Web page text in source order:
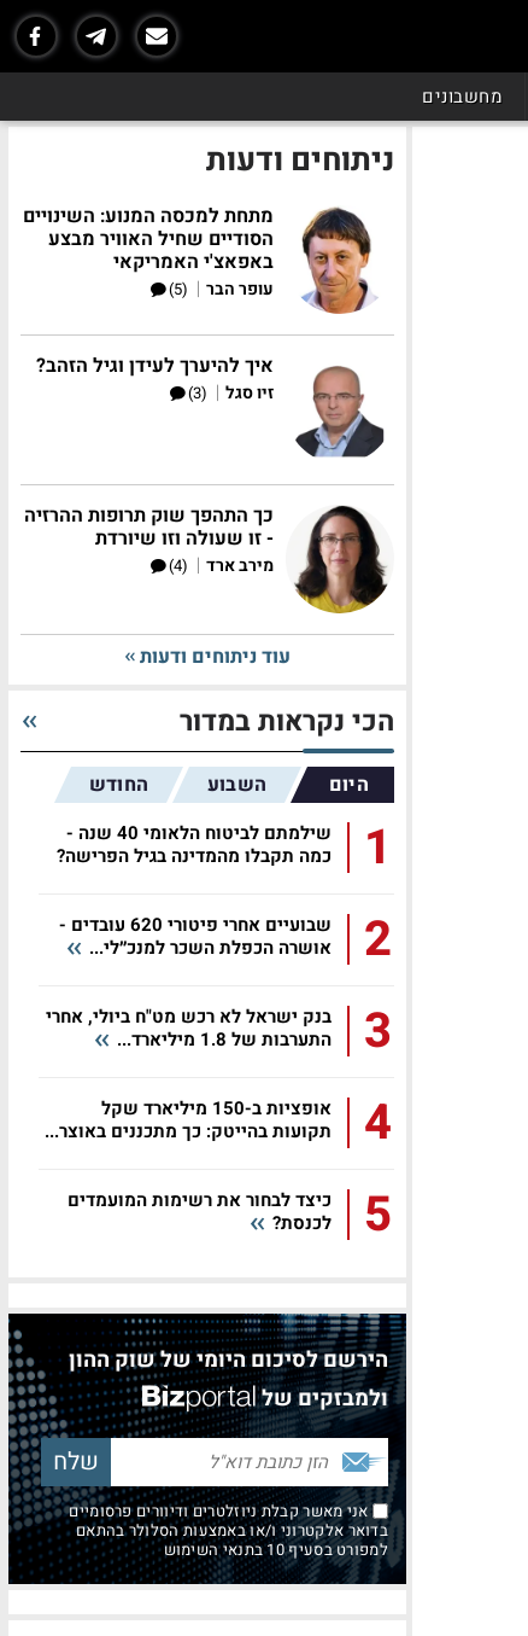
מחשבונים
ניתוחים ודעות
מתחת למכסה המנוע: השינויים
הסודיים שחיל האוויר מבצע
באפאצ'י האמריקאי
עופר הבר |
(5)
איך להיערך לעידן וגיל הזהב?
זיו סגל |
(3)
כך התהפך שוק תרופות ההרזיה
- זו שעולה וזו שיורדת
מירב ארד |
(4)
עוד ניתוחים ודעות
הכי נקראות במדור
היום השבוע החודש
1
שילמתם לביטוח הלאומי 40 שנה -
כמה תקבלו מהמדינה בגיל הפרישה?
2
שבועיים אחרי פיטורי 620 עובדים -
אושרה הכפלת השכר למנכ״לי...
3
בנק ישראל לא רכש מט"ח ביולי, אחרי
התערבות של 1.8 מיליארד...
4
אופציות ב-150 מיליארד שקל
תקועות בהייטק: כך מתכננים באוצר...
5
כיצד לבחור את רשימות המועמדים
לכנסת?
הירשם לסיכום היומי של שוק ההון
ולמבזקים של
אני מאשר קבלת ניוזלטרים ודיוורים פרסומיים
בדואר אלקטרוני ו/או באמצעות הסלולר בהתאם
למפורט בסעיף 10 בתנאי השימוש